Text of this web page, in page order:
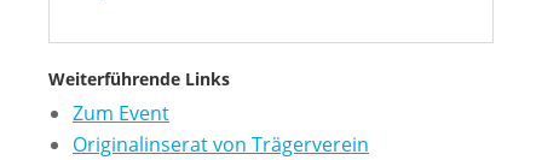
Weiterführende Links
Zum Event
Originalinserat von Trägerverein